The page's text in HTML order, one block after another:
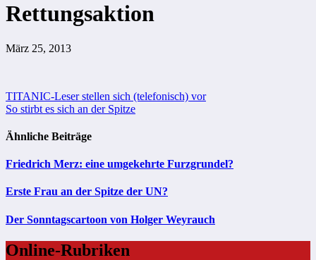
Rettungsaktion
März 25, 2013
Beitragsnavigation
TITANIC-Leser stellen sich (telefonisch) vor
So stirbt es sich an der Spitze
Ähnliche Beiträge
Friedrich Merz: eine umgekehrte Furzgrundel?
Erste Frau an der Spitze der UN?
Der Sonntagscartoon von Holger Weyrauch
Online-Rubriken